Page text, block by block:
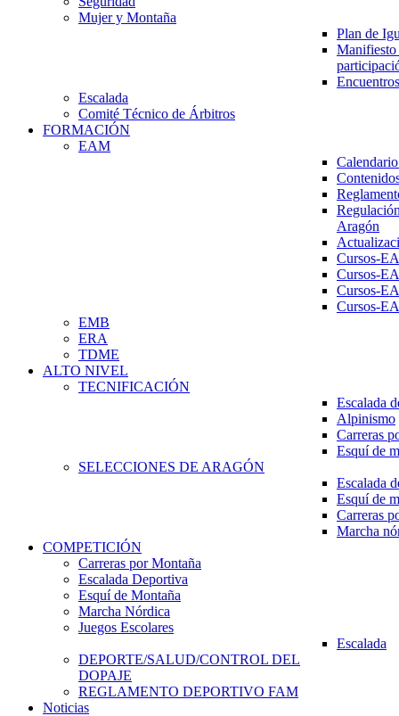
Mujer y Montaña
Plan de
Escalada
Comité Técnico de Árbitros
FORMACIÓN
EAM
Aragón
Cursos-
Cursos-
Cursos-
Cursos-
EMB
ERA
TDME
ALTO NIVEL
TECNIFICACIÓN
Escalada
Alpinismo
Carreras
Esquí de
SELECCIONES DE ARAGÓN
Escalada
Esquí de
Carreras
Marcha
COMPETICIÓN
Carreras por Montaña
Escalada Deportiva
Esquí de Montaña
Marcha Nórdica
Juegos Escolares
Escalada
DEPORTE/SALUD/CONTROL DEL
DOPAJE
REGLAMENTO DEPORTIVO FAM
Noticias